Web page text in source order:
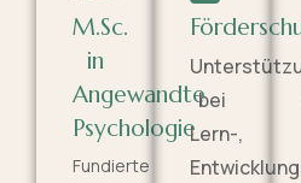
M.Sc.
in
Angewandte
Psychologie
Fundierte
bei
Lern-,